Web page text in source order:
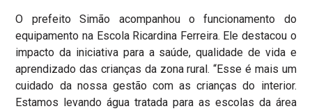
O prefeito Simão acompanhou o funcionamento do
equipamento na Escola Ricardina Ferreira. Ele destacou o
impacto da iniciativa para a saúde, qualidade de vida e
aprendizado das crianças da zona rural. “Esse é mais um
cuidado da nossa gestão com as crianças do interior.
Estamos levando água tratada para as escolas da área